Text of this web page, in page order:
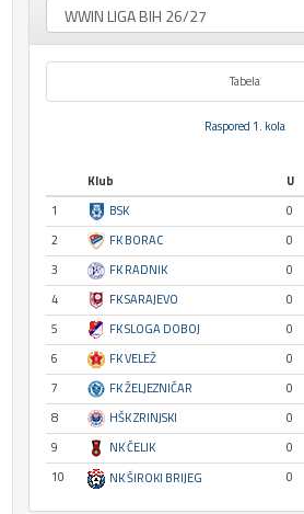
Tabela
Raspored 1. kola
Klub U
1
BSK 0
2
FK BORAC 0
3
FK RADNIK 0
4
FK SARAJEVO 0
5
FK SLOGA DOBOJ 0
6
FK VELEŽ 0
7
FK ŽELJEZNIČAR 0
8
HŠK ZRINJSKI 0
9
NK ČELIK 0
10
NK ŠIROKI BRIJEG 0